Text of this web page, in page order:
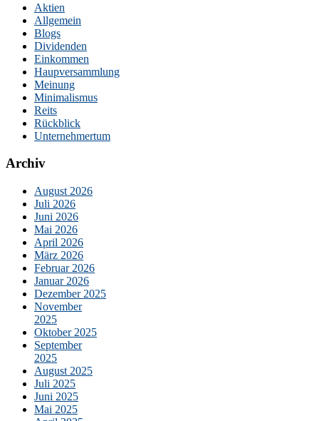
Aktien
Allgemein
Blogs
Dividenden
Einkommen
Haupversammlung
Meinung
Minimalismus
Reits
Rückblick
Unternehmertum
Archiv
August 2026
Juli 2026
Juni 2026
Mai 2026
April 2026
März 2026
Februar 2026
Januar 2026
Dezember 2025
November
2025
Oktober 2025
September
2025
August 2025
Juli 2025
Juni 2025
Mai 2025